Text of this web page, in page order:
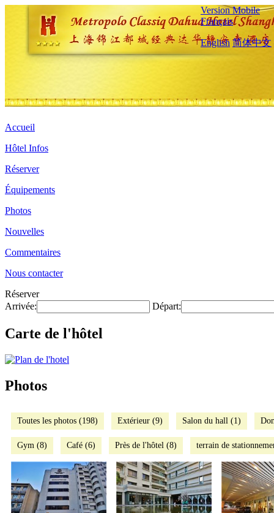
Version Mobile
Français
English 简体中文
Accueil
Hôtel Infos
Réserver
Équipements
Photos
Nouvelles
Commentaires
Nous contacter
Réserver
Arrivée:
Départ:
Carte de l'hôtel
Photos
Toutes les photos (198) Extérieur (9) Salon du hall (1)
Gym (8) Café (6) Près de l'hôtel (8) terrain de